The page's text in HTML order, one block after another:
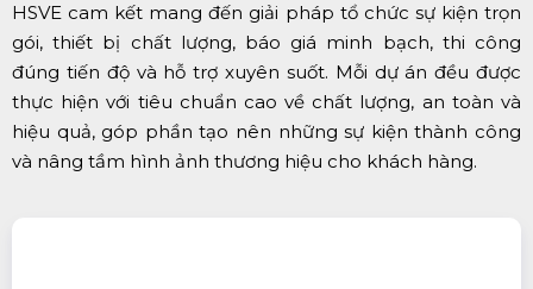
HSVE cam kết mang đến giải pháp tổ chức sự kiện trọn
gói, thiết bị chất lượng, báo giá minh bạch, thi công
đúng tiến độ và hỗ trợ xuyên suốt. Mỗi dự án đều được
thực hiện với tiêu chuẩn cao về chất lượng, an toàn và
hiệu quả, góp phần tạo nên những sự kiện thành công
và nâng tầm hình ảnh thương hiệu cho khách hàng.